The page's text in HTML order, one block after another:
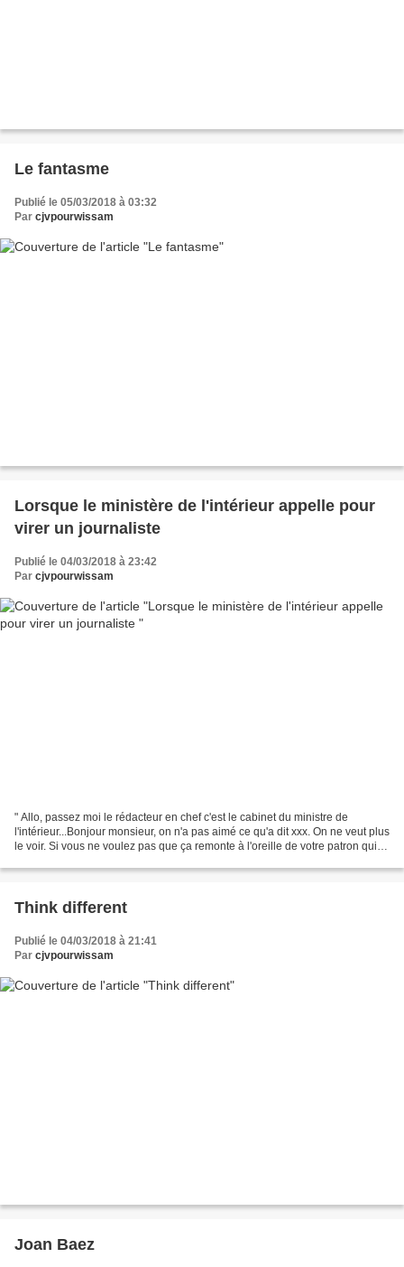
Le fantasme
Publié le 05/03/2018 à 03:32
Par cjvpourwissam
Lorsque le ministère de l'intérieur appelle pour
virer un journaliste
Publié le 04/03/2018 à 23:42
Par cjvpourwissam
" Allo, passez moi le rédacteur en chef c'est le cabinet du ministre de
l'intérieur...Bonjour monsieur, on n'a pas aimé ce qu'a dit xxx. On ne veut plus
le voir. Si vous ne voulez pas que ça remonte à l'oreille de votre patron qui a
Think different
Publié le 04/03/2018 à 21:41
Par cjvpourwissam
Joan Baez